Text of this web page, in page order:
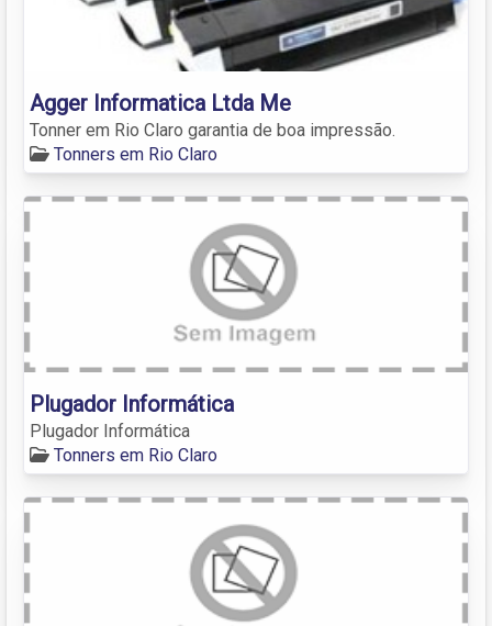
Agger Informatica Ltda Me
Tonner em Rio Claro garantia de boa impressão.
Tonners em Rio Claro
Plugador Informática
Plugador Informática
Tonners em Rio Claro